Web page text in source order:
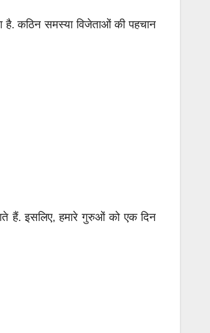
है. कठिन समस्या विजेताओं की पहचान
हैं. इसलिए, हमारे गुरुओं को एक दिन